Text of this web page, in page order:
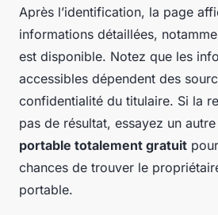
Après l’identification, la page
informations détaillées,
est disponible. Notez que les
accessibles dépendent des
confidentialité du titulaire. Si la
pas de résultat, essayez un autre
portable totalement gratuit
chances de trouver le
portable.